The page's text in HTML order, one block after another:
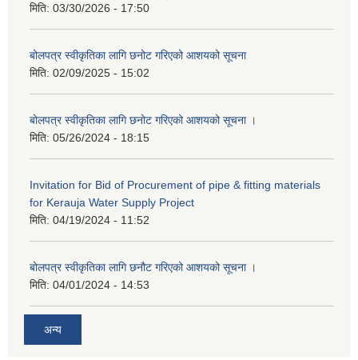
मिति: 03/30/2026 - 17:50
बोलपत्र स्वीकृतिका लागि छनोट गरिएको आशयको सूचना
मिति: 02/09/2025 - 15:02
बोलपत्र स्वीकृतिका लागि छनोट गरिएको आशयको सूचना ।
मिति: 05/26/2024 - 18:15
Invitation for Bid of Procurement of pipe & fitting materials
for Kerauja Water Supply Project
मिति: 04/19/2024 - 11:52
बोलपत्र स्वीकृतिका लागि छनौट गरिएको आशयको सूचना ।
मिति: 04/01/2024 - 14:53
अन्य